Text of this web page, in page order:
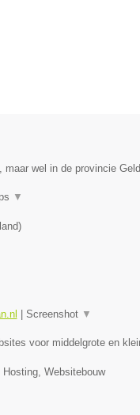
wel in de provincie
▼
)
Screenshot ▼
voor middelgrote en
Websitebouw